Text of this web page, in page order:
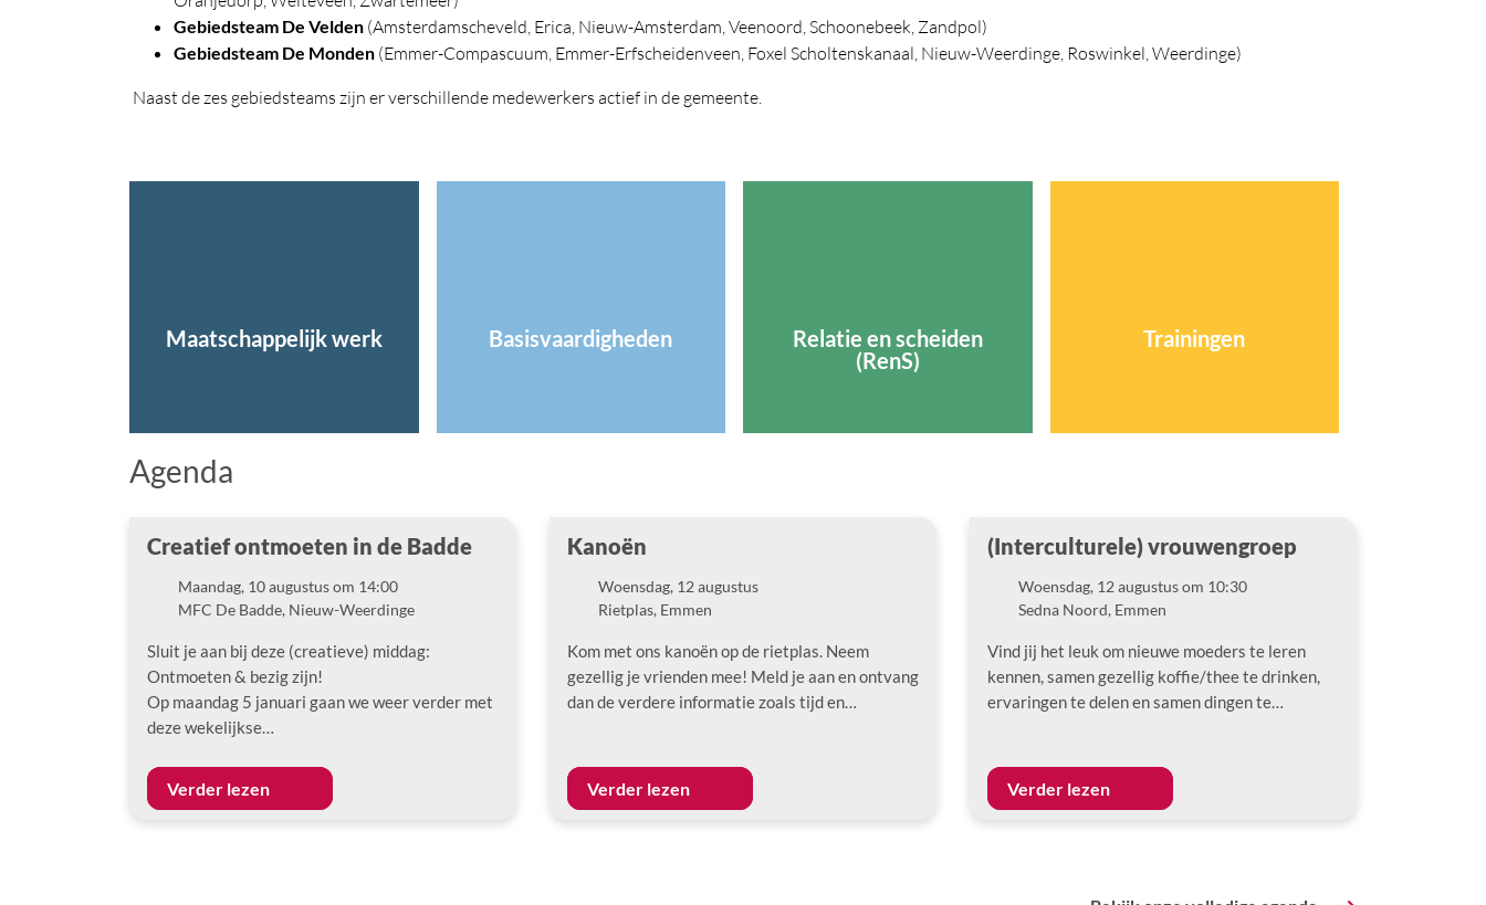
Gebiedsteam De Velden (Amsterdamscheveld, Erica, Nieuw-Amsterdam, Veenoord, Schoonebeek, Zandpol)
Gebiedsteam De Monden (Emmer-Compascuum, Emmer-Erfscheidenveen, Foxel Scholtenskanaal, Nieuw-Weerdinge, Roswinkel, Weerdinge)
Naast de zes gebiedsteams zijn er verschillende medewerkers actief in de gemeente.
Maatschappelijk werk Basisvaardigheden
Relatie en scheiden
(RenS)
Trainingen
Agenda
Creatief ontmoeten in de Badde
Datum
Maandag, 10 augustus om 14:00
Locatie
MFC De Badde, Nieuw-Weerdinge
Sluit je aan bij deze (creatieve) middag:
Ontmoeten & bezig zijn!
Op maandag 5 januari gaan we weer verder met
deze wekelijkse…
Verder lezen
Kanoën
Datum
Woensdag, 12 augustus
Locatie
Rietplas, Emmen
Kom met ons kanoën op de rietplas. Neem
gezellig je vrienden mee! Meld je aan en ontvang
dan de verdere informatie zoals tijd en…
Verder lezen
(Interculturele) vrouwengroep
Datum
Woensdag, 12 augustus om 10:30
Locatie
Sedna Noord, Emmen
Vind jij het leuk om nieuwe moeders te leren
kennen, samen gezellig koffie/thee te drinken,
ervaringen te delen en samen dingen te…
Verder lezen